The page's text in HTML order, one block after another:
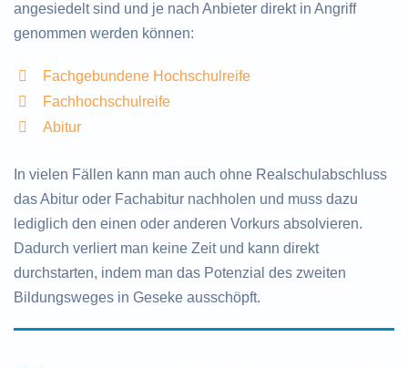
angesiedelt sind und je nach Anbieter direkt in Angriff
genommen werden können:
Fachgebundene Hochschulreife
Fachhochschulreife
Abitur
In vielen Fällen kann man auch ohne Realschulabschluss
das Abitur oder Fachabitur nachholen und muss dazu
lediglich den einen oder anderen Vorkurs absolvieren.
Dadurch verliert man keine Zeit und kann direkt
durchstarten, indem man das Potenzial des zweiten
Bildungsweges in Geseke ausschöpft.